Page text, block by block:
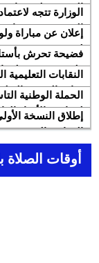
مكتبها الوطني
الفنيدق ولجنة
تطوان الحسيمة،
الوزارة تتجه
التربوي بمؤسسات
إعلان عن مباراة
لسنة 2026
فضيحة تحرش
ولجنة تفتيش على
وزارة التربية
الحملة الوطنية
لمواجهة الأخبار
القراءة بالفرنسية سنة
أوقات الصلاة